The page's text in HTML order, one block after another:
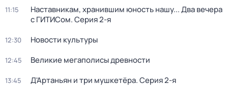
11:15
Наставникам, хранившим юность нашу... Два вечера
с ГИТИСом. Серия 2-я
12:30 Новости культуры
12:45 Великие мегаполисы древности
13:45 Д'Артаньян и три мушкетёра. Серия 2-я